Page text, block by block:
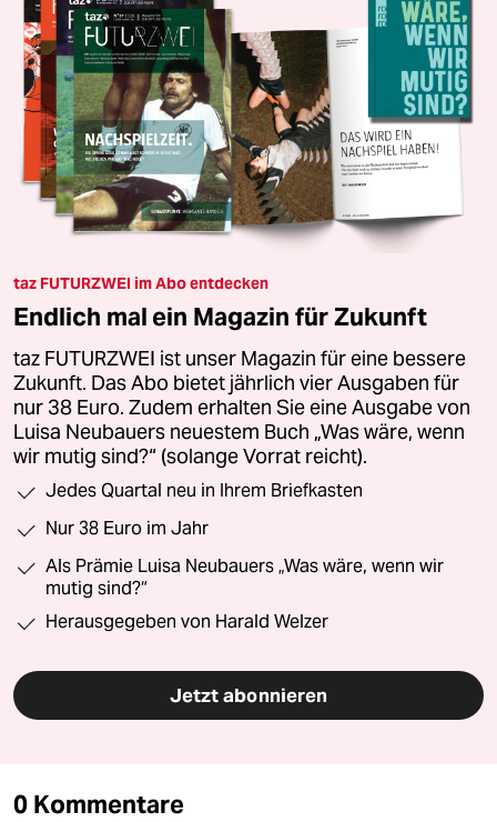
taz FUTURZWEI im Abo entdecken
Endlich mal ein Magazin für Zukunft
taz FUTURZWEI ist unser Magazin für eine bessere
Zukunft. Das Abo bietet jährlich vier Ausgaben für
nur 38 Euro. Zudem erhalten Sie eine Ausgabe von
Luisa Neubauers neuestem Buch „Was wäre, wenn
wir mutig sind?“ (solange Vorrat reicht).
Jedes Quartal neu in Ihrem Briefkasten
Nur 38 Euro im Jahr
Als Prämie Luisa Neubauers „Was wäre, wenn wir
mutig sind?“
Herausgegeben von Harald Welzer
Jetzt abonnieren
0 Kommentare